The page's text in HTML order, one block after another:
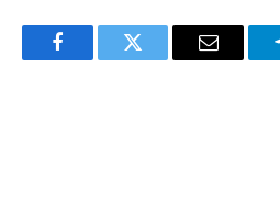
FacebookTwitter Email